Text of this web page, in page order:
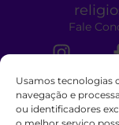
Usamos tecnologias
navegação e
ou identificadores
Fale